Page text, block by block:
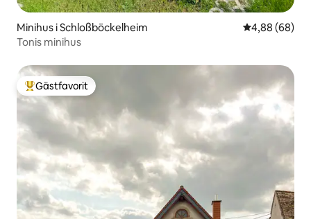
Minihus i Schloßböckelheim 4,88 av 5 i
4,88 (68)
Tonis minihus
Populär gästfavorit
Gästfavorit